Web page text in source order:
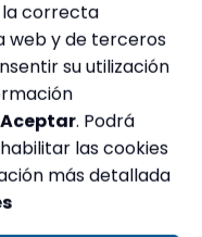
la correcta
web y de terceros
su utilización
Aceptar. Podrá
las cookies
más detallada
a
en todas